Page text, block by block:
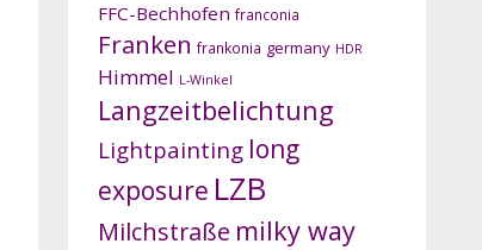
FFC-Bechhofen franconia
Franken frankonia germany HDR
Himmel L-Winkel
Langzeitbelichtung
Lightpainting long
exposure LZB
Milchstraße milky way